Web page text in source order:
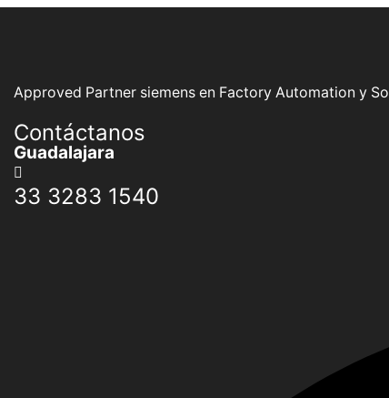
Approved Partner siemens en Factory Automation y
Contáctanos
Guadalajara
33 3283 1540